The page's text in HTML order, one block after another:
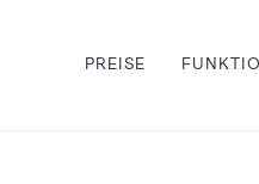
PREISE